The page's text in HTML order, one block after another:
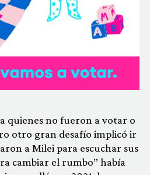
quienes no fueron a votar o
otro gran desafío implicó ir
a Milei para escuchar sus
cambiar el rumbo” había